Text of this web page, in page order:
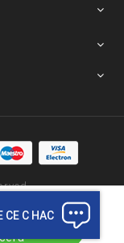
СЕ С НАС